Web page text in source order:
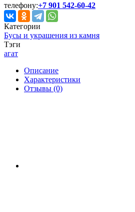
телефону:+7 901 542-60-42
Категории
Бусы и украшения из камня
Тэги
агат
Описание
Характеристики
Отзывы (0)